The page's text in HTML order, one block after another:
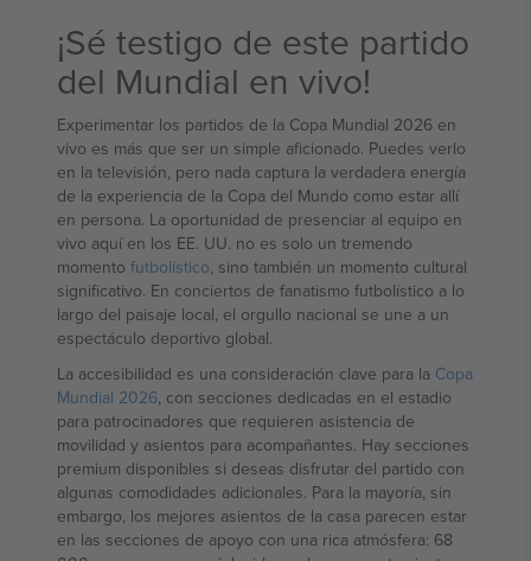
¡Sé testigo de este partido
del Mundial en vivo!
Experimentar los partidos de la Copa Mundial 2026 en
vivo es más que ser un simple aficionado. Puedes verlo
en la televisión, pero nada captura la verdadera energía
de la experiencia de la Copa del Mundo como estar allí
en persona. La oportunidad de presenciar al equipo en
vivo aquí en los EE. UU. no es solo un tremendo
momento futbolístico, sino también un momento cultural
significativo. En conciertos de fanatismo futbolístico a lo
largo del paisaje local, el orgullo nacional se une a un
espectáculo deportivo global.
La accesibilidad es una consideración clave para la Copa
Mundial 2026, con secciones dedicadas en el estadio
para patrocinadores que requieren asistencia de
movilidad y asientos para acompañantes. Hay secciones
premium disponibles si deseas disfrutar del partido con
algunas comodidades adicionales. Para la mayoría, sin
embargo, los mejores asientos de la casa parecen estar
en las secciones de apoyo con una rica atmósfera: 68